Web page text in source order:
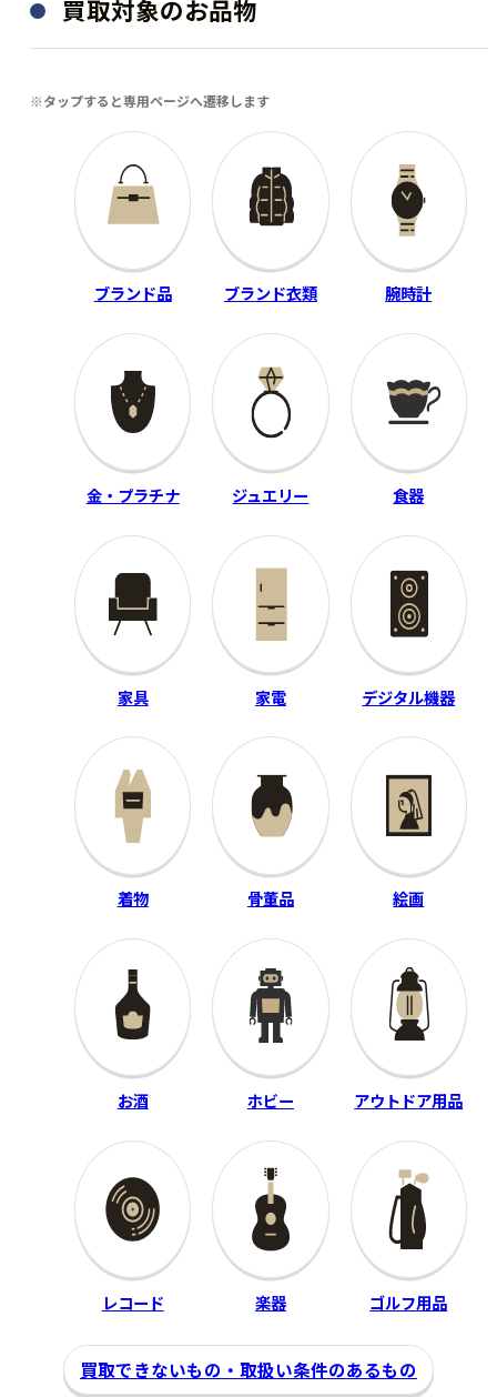
デジタル機器
Apple
MacBook Pro
A2992
買取金額 179,000円
その他詳細：14インチ 512GB
Mac_OS 18GB 512GB
L16KFXKY2Y
買取時期：2024年10月
シェルター
Gamme6 EXTREME アーミ
ーグリーン
買取金額 70,000
付属品：ペグ27本 ロープ10
本 ギャランティカード付
その他詳細：スカートあり
買取時期：2025年08月
ホビー
クローバー
機動戦士ガンダム ダイカス
買取金額 250,000
その他詳細：―
買取時期：2025年01月
レコード
Ariola Japan
BL-EP【完全生産限定盤】/O
BVJL 24
程度：B
付属品：―
その他詳細：国内盤 盤面：
ト：B（軽いキズヨゴレ有）
買取時期：2025年09月
買取対象のお品物
※タップすると専用ページへ遷移します
ブランド品 ブランド衣類 腕時計
金・プラチナ ジュエリー 食器
家具 家電 デジタル機器
着物 骨董品 絵画
お酒 ホビー アウトドア用品
レコード 楽器 ゴルフ用品
買取できないもの・取扱い条件のあるもの